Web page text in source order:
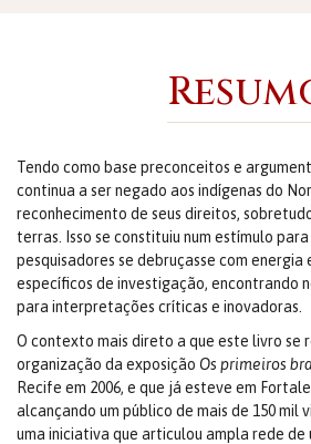
Tendo como base preconceitos e
continua a ser negado aos indígenas do
reconhecimento de seus direitos,
terras. Isso se constituiu num estímulo
pesquisadores se debruçasse com
específicos de investigação, encontrando
para interpretações críticas e inovadoras.
O contexto mais direto a que este livro se
organização da exposição Os primeiros
Recife em 2006, e que já esteve em
alcançando um público de mais de 150 mil
uma iniciativa que articulou ampla rede de